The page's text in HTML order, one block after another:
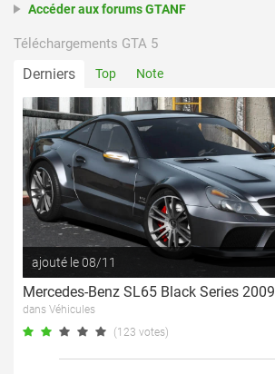
Accéder aux forums GTANF
Téléchargements GTA 5
Derniers Top Note
ajouté le 08/11
Mercedes-Benz SL65 Black Series 2009
dans Véhicules
(123 votes)